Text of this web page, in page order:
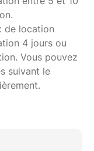
de location
4 jours ou
Vous pouvez
suivant le